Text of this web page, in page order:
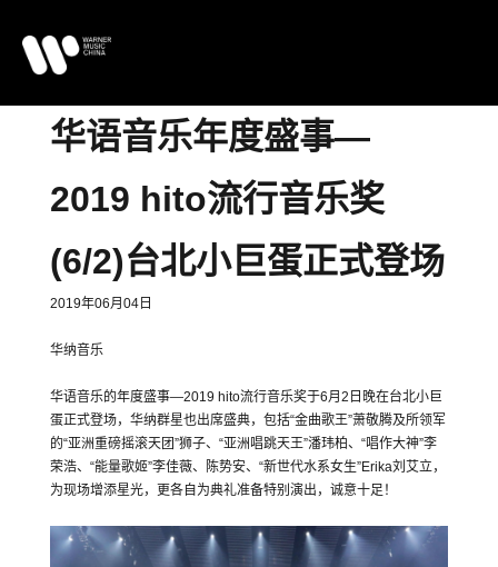
华语音乐年度盛事—
2019 hito流行音乐奖
(6/2)台北小巨蛋正式登场
2019年06月04日
华纳音乐
华语音乐的年度盛事—2019 hito流行音乐奖于6月2日晚在台北小巨
蛋正式登场，华纳群星也出席盛典，包括“金曲歌王”萧敬腾及所领军
的“亚洲重磅摇滚天团”狮子、“亚洲唱跳天王”潘玮柏、“唱作大神”李
荣浩、“能量歌姬”李佳薇、陈势安、“新世代水系女生”Erika刘艾立，
为现场增添星光，更各自为典礼准备特别演出，诚意十足！